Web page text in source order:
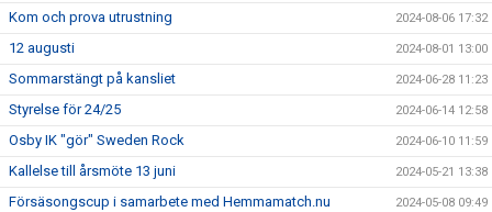
Kom och prova utrustning 2024-08-06 17:32
12 augusti 2024-08-01 13:00
Sommarstängt på kansliet 2024-06-28 11:23
Styrelse för 24/25 2024-06-14 12:58
Osby IK "gör" Sweden Rock 2024-06-10 11:59
Kallelse till årsmöte 13 juni 2024-05-21 13:38
Försäsongscup i samarbete med Hemmamatch.nu 2024-05-08 09:49